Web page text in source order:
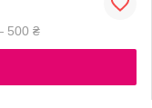
500 ₴